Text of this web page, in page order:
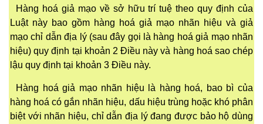
Hàng hoá giả mạo về sở hữu trí tuệ theo quy định của
Luật này bao gồm hàng hoá giả mạo nhãn hiệu và giả
mạo chỉ dẫn địa lý (sau đây gọi là hàng hoá giả mạo nhãn
hiệu) quy định tại khoản 2 Điều này và hàng hoá sao chép
lậu quy định tại khoản 3 Điều này.
Hàng hoá giả mạo nhãn hiệu là hàng hoá, bao bì của
hàng hoá có gắn nhãn hiệu, dấu hiệu trùng hoặc khó phân
biệt với nhãn hiệu, chỉ dẫn địa lý đang được bảo hộ dùng